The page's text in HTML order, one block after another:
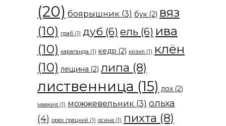
(20) боярышник (3) бук (2) вяз
(10) граб (1) дуб (6) ель (6) ива
(10) караганда (1) кедр (2) кизил (1) клён
(10) лещина (2) липа (8)
лиственница (15) лох (2)
маакия (1) можжевельник (3) ольха
(4) орех грецкий (1) осина (1) пихта (8)